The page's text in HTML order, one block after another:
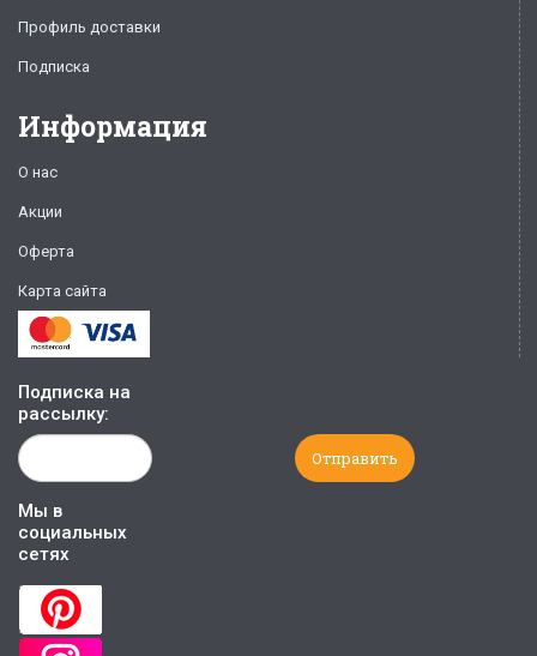
Профиль доставки
Подписка
Информация
О нас
Акции
Оферта
Карта сайта
Подписка на
рассылку:
Мы в
социальных
сетях